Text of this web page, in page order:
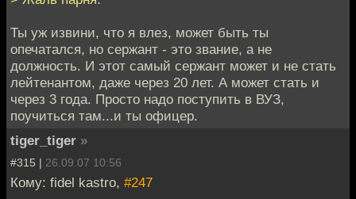
Ты уж извини, что я влез, может быть ты
опечатался, но сержант - это звание, а не
должность. И этот самый сержант может и не стать
лейтенантом, даже через 20 лет. А может стать и
через 3 года. Просто надо поступить в ВУЗ,
поучиться там...и ты офицер.
tiger_tiger »
#315 | 26.09.07 10:56
Кому: fidel kastro, #247